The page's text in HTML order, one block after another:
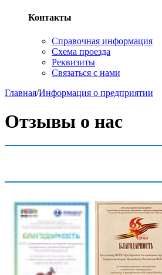
Контакты
Справочная информация
Схема проезда
Реквизиты
Связаться с нами
Главная/Информация о предприятии
Отзывы о нас